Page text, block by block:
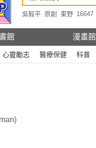
吳毅平 原創 東野 16647
館 漫畫館
心靈勵志 醫療保健 科普